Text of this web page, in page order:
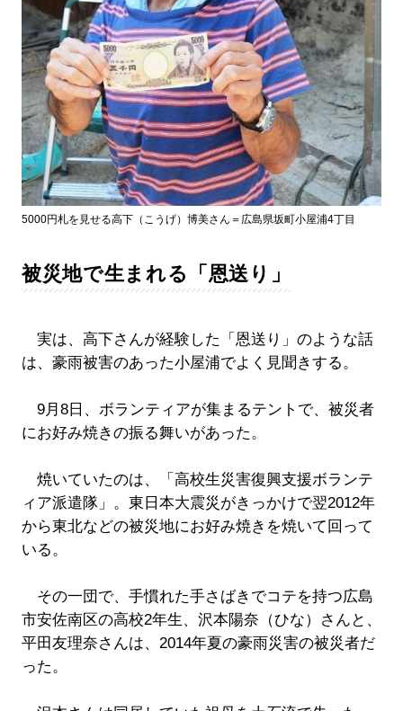
5000円札を見せる高下（こうげ）博美さん＝広島県坂町小屋浦4丁目
被災地で生まれる「恩送り」
実は、高下さんが経験した「恩送り」のような話
は、豪雨被害のあった小屋浦でよく見聞きする。
9月8日、ボランティアが集まるテントで、被災者
にお好み焼きの振る舞いがあった。
焼いていたのは、「高校生災害復興支援ボランテ
ィア派遣隊」。東日本大震災がきっかけで翌2012年
から東北などの被災地にお好み焼きを焼いて回って
いる。
その一団で、手慣れた手さばきでコテを持つ広島
市安佐南区の高校2年生、沢本陽奈（ひな）さんと、
平田友理奈さんは、2014年夏の豪雨災害の被災者だ
った。